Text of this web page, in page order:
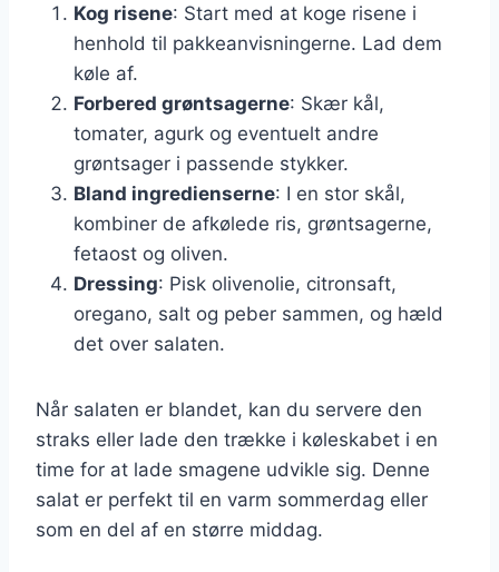
Kog risene: Start med at koge risene i
henhold til pakkeanvisningerne. Lad dem
køle af.
Forbered grøntsagerne: Skær kål,
tomater, agurk og eventuelt andre
grøntsager i passende stykker.
Bland ingredienserne: I en stor skål,
kombiner de afkølede ris, grøntsagerne,
fetaost og oliven.
Dressing: Pisk olivenolie, citronsaft,
oregano, salt og peber sammen, og hæld
det over salaten.
Når salaten er blandet, kan du servere den
straks eller lade den trække i køleskabet i en
time for at lade smagene udvikle sig. Denne
salat er perfekt til en varm sommerdag eller
som en del af en større middag.